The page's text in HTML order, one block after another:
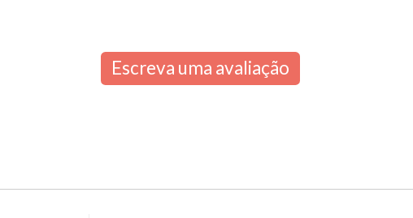
Escreva uma avaliação